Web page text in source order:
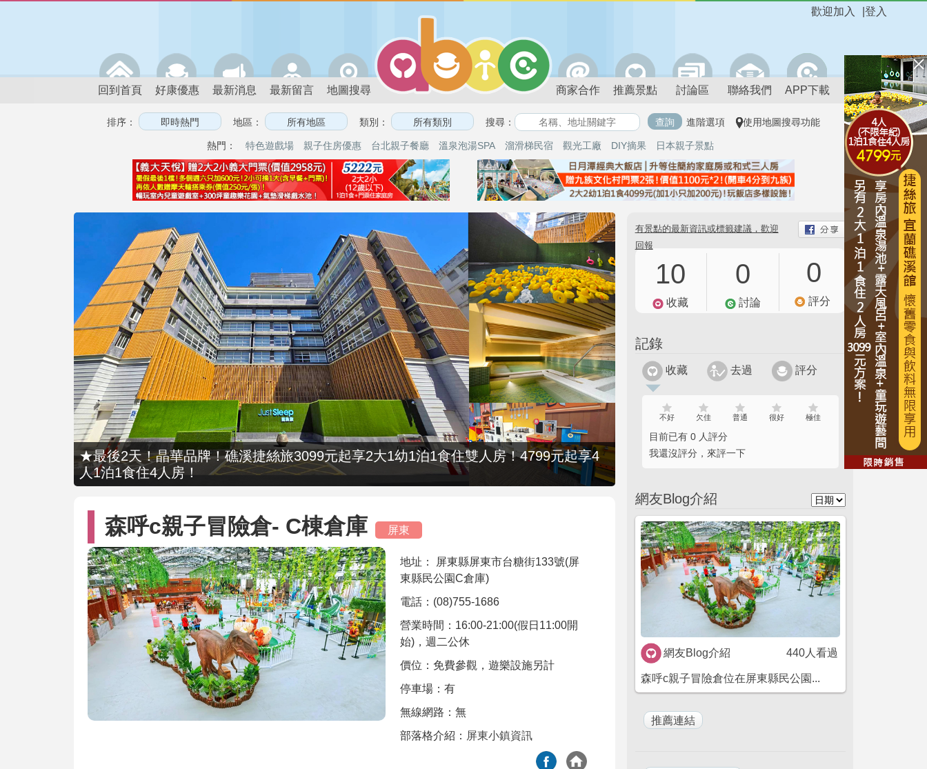
登入
歡迎加入
回到首頁 好康優惠 最新消息 最新留言 地圖搜尋 商家合作 推薦景點 討論區 聯絡我們 APP下載
排序： 地區： 類別： 搜尋： 進階選項 使用地圖搜尋功能
熱門： 特色遊戲場 親子住房優惠 台北親子餐廳 溫泉泡湯SPA 溜滑梯民宿 觀光工廠 DIY摘果 日本親子景點
★最後2天！晶華品牌！礁溪捷絲旅3099元起享2大1幼1泊1食住雙人房！4799元起享4
人1泊1食住4人房！
森呼c親子冒險倉- C棟倉庫 屏東
地址： 屏東縣屏東市台糖街133號(屏
東縣民公園C倉庫)
電話：(08)755-1686
營業時間：16:00-21:00(假日11:00開
始)，週二公休
價位：免費參觀，遊樂設施另計
停車場：有
無線網路：無
部落格介紹： 屏東小鎮資訊
有景點的最新資訊或標籤建議，歡迎
回報
10
收藏
0
討論
0
評分
記錄
收藏 去過 評分
不好 欠佳 普通 很好 極佳
目前已有 0 人評分
我還沒評分，來評一下
網友Blog介紹
網友Blog介紹 440人看過
森呼c親子冒險倉位在屏東縣民公園...